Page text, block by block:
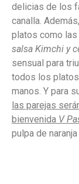
delicias de los
canalla.
platos como
salsa Kimchi y
sensual para
todos los
manos. Y para
las parejas
bienvenida V
pulpa de